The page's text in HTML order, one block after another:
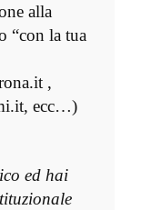
alla
“con la tua
,
ecc…)
ed hai